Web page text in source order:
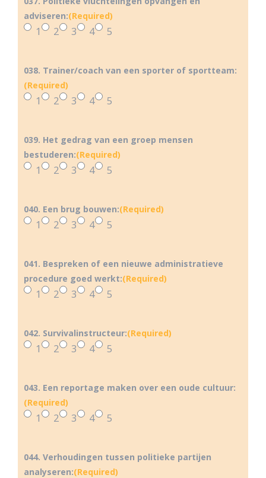
adviseren:(Required)
1 2 3 4 5
038. Trainer/coach van een sporter of sportteam:
(Required)
1 2 3 4 5
039. Het gedrag van een groep mensen
bestuderen:(Required)
1 2 3 4 5
040. Een brug bouwen:(Required)
1 2 3 4 5
041. Bespreken of een nieuwe administratieve
procedure goed werkt:(Required)
1 2 3 4 5
042. Survivalinstructeur:(Required)
1 2 3 4 5
043. Een reportage maken over een oude cultuur:
(Required)
1 2 3 4 5
044. Verhoudingen tussen politieke partijen
analyseren:(Required)